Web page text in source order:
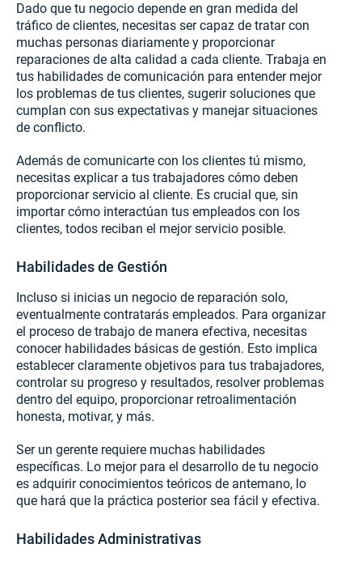
Dado que tu negocio depende en gran medida del
tráfico de clientes, necesitas ser capaz de tratar con
muchas personas diariamente y proporcionar
reparaciones de alta calidad a cada cliente. Trabaja en
tus habilidades de comunicación para entender mejor
los problemas de tus clientes, sugerir soluciones que
cumplan con sus expectativas y manejar situaciones
de conflicto.
Además de comunicarte con los clientes tú mismo,
necesitas explicar a tus trabajadores cómo deben
proporcionar servicio al cliente. Es crucial que, sin
importar cómo interactúan tus empleados con los
clientes, todos reciban el mejor servicio posible.
Habilidades de Gestión
Incluso si inicias un negocio de reparación solo,
eventualmente contratarás empleados. Para organizar
el proceso de trabajo de manera efectiva, necesitas
conocer habilidades básicas de gestión. Esto implica
establecer claramente objetivos para tus trabajadores,
controlar su progreso y resultados, resolver problemas
dentro del equipo, proporcionar retroalimentación
honesta, motivar, y más.
Ser un gerente requiere muchas habilidades
específicas. Lo mejor para el desarrollo de tu negocio
es adquirir conocimientos teóricos de antemano, lo
que hará que la práctica posterior sea fácil y efectiva.
Habilidades Administrativas